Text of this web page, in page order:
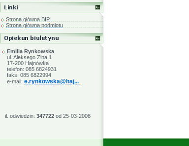
Strona główna BIP
Strona główna podmiotu
Emilia Rynkowska
ul. Aleksego Zina 1
17-200 Hajnówka
telefon: 085 6824931
faks: 085 6822994
e-mail: e.rynkowska@haj...
il. odwiedzin: 347722 od 25-03-2008